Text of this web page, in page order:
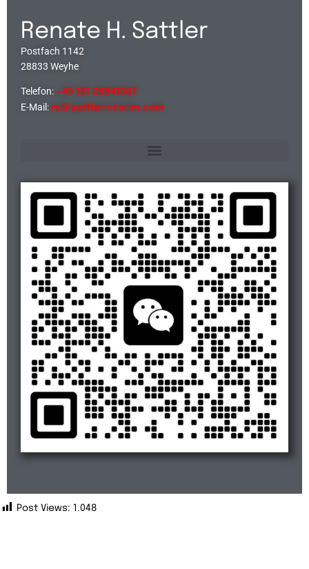
Renate H. Sattler
Postfach 1142
28833 Weyhe
Telefon: +49 151 28841087
E-Mail: rs@sattlerinterim.com
Post Views: 1.048